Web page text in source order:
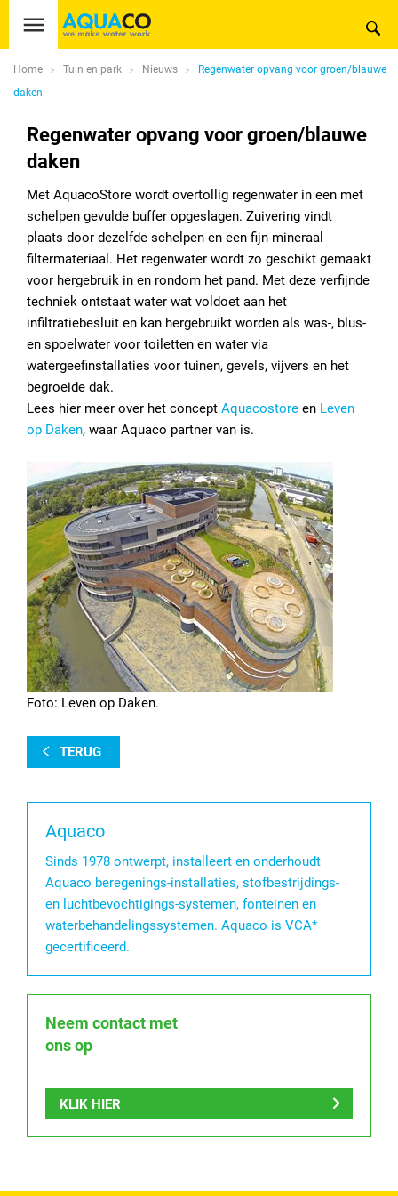
Home Tuin en park Nieuws
Regenwater opvang voor groen/blauwe
daken
Regenwater opvang voor groen/blauwe
daken
Met AquacoStore wordt overtollig regenwater in een met
schelpen gevulde buffer opgeslagen. Zuivering vindt
plaats door dezelfde schelpen en een fijn mineraal
filtermateriaal. Het regenwater wordt zo geschikt gemaakt
voor hergebruik in en rondom het pand. Met deze verfijnde
techniek ontstaat water wat voldoet aan het
infiltratiebesluit en kan hergebruikt worden als was-, blus-
en spoelwater voor toiletten en water via
watergeefinstallaties voor tuinen, gevels, vijvers en het
begroeide dak.
Lees hier meer over het concept Aquacostore en Leven
op Daken, waar Aquaco partner van is.
Foto: Leven op Daken.
TERUG
Aquaco
Sinds 1978 ontwerpt, installeert en onderhoudt
Aquaco beregenings-installaties, stofbestrijdings-
en luchtbevochtigings-systemen, fonteinen en
waterbehandelingssystemen. Aquaco is VCA*
gecertificeerd.
Neem contact met
ons op
KLIK HIER